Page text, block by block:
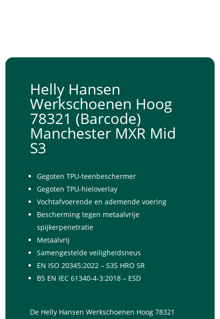
Helly Hansen
Werkschoenen Hoog
78321 (Barcode)
Manchester MXR Mid
S3
Gegoten TPU-teenbeschermer
Gegoten TPU-hieloverlay
Vochtafvoerende en ademende voering
Bescherming tegen metaalvrije
spijkerpenetratie
Metaalvrij
Samengestelde veiligheidsneus
EN ISO 20345:2022 – S3S HRO SR
BS EN IEC 61340-4-3:2018 – ESD
De Helly Hansen Werkschoenen Hoog 78321